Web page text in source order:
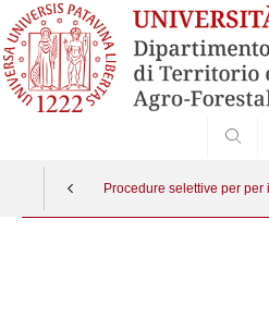
Procedure selettive per